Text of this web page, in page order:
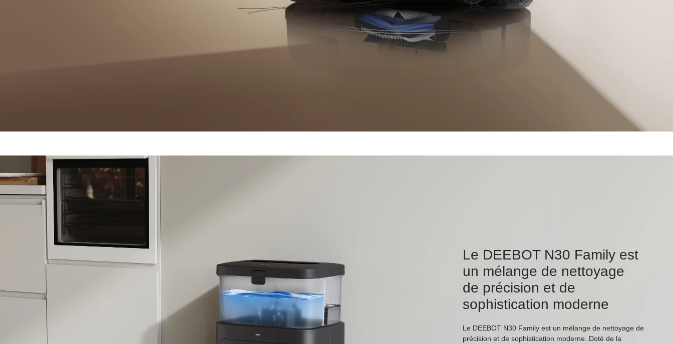
Le DEEBOT N30 Family est
un mélange de nettoyage
de précision et de
sophistication moderne
Le DEEBOT N30 Family est un mélange de nettoyage de
précision et de sophistication moderne. Doté de la